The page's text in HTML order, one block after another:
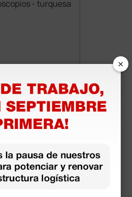
- turquesa
×